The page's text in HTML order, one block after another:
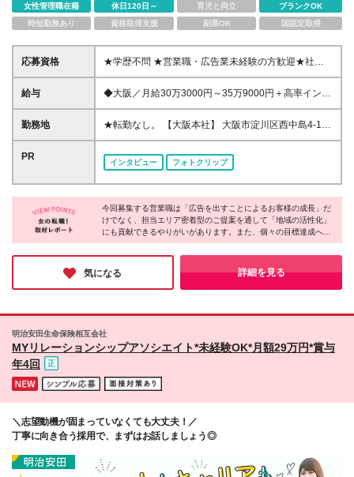
女性管理職在籍
休日120日～ 育児と両立
ブランクOK
時短勤務あり
資格取得支援 副業OK 国認定取得
応募資格
★学歴不問 ★営業職・広告業未経験の方歓迎★社会
人未経験・第二新卒の方も歓迎 ★特別な経験やスキ
ル、社会人経験も問いません。 ◎当社のビジネスモ
い方 ◎チャレンジ精神がある人 ◎稼ぎたい人 など
は、ぜひご応募ください！ 【営業経験者の方へ】 ◆
スモデルを展開しており、競合がほぼいない環境で営
したい方へ／ →当社の事業はまさに地域密着、地域
貢献そのもののビジネスモデルです！
給与
◆大阪／月給30万3000円～35万9000円＋高率インセ
ンティブ＋賞与年2回＋諸手当 ◆東京／月給31万
3000円～36万9000円＋高率インセンティブ＋賞与年
円）の固定残業代を含みます。 固定残業代は時間外
33万円＋インセンティブ＋賞与年2回＋諸手当）
◆720万円／35歳・入社8年目（月給41万円＋インセ
ンティブ＋賞与年2回＋諸手当） 【試用期間中】 ◆大
万9000円＋インセンティブ＋賞与年2回＋諸手当 ※上
記給与には22時間分（4万4300円～5万4100円）の固
率のインセンティブあり】 ◆インセンティブは高率
で、月最大20万円位になることもあります。 ◆営業
で20万円くらいになることもあるため、私は固定給は
全部貯金して、住居費以外の生活費はインセンティブ
だけで暮らしています」
勤務地
★転勤なし。 【大阪本社】 大阪市淀川区西中島4-1-
1 日清食品大阪本社ビル10F （アクセス） 大阪メト
ロ御堂筋線「西中島南方駅」より徒歩2分 阪急京都線
「南方駅」より徒歩2分 【東京支社】 東京都千代田区
東神田2-1-11 第一坂本ビル8F （アクセス） ◆都営地
下鉄新宿線「岩本町駅」A4出口より徒歩3分 ◆JR各
線「秋葉原駅」昭和通り口より徒歩8分
PR
インタビュー フォトクリップ
今回募集する営業職は「広告を出すことによるお客様の成長」だ
けでなく、担当エリア密着型のご提案を通して「地域の活性化」
にも貢献できるやりがいがあります。また、個々の目標達成へ向
けて周囲がしっかりサポートする環境が整っており、未経験スタ
ートの先輩社員も多数活躍中とのこと。お客様のビジネスや地域
の発展を支えながら、自身も成長できる「ちょっとレアなお仕
事」にチャレンジしたい方にはオススメです♪
気になる 詳細を見る
明治安田生命保険相互会社
MYリレーションシップアソシエイト*未経験OK*月額29万円*賞与
年4回
＼志望動機が固まっていなくても大丈夫！／
丁寧に向き合う採用で、まずはお話しましょう◎